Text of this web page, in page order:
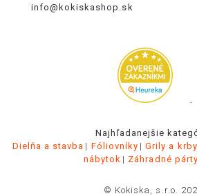
info@kokiskashop.sk
.
Najhľadanejšie
Dielňa a stavba
Fóliovníky Grily a krby
nábytok
Záhradné
© Kokiska, s.r.o.